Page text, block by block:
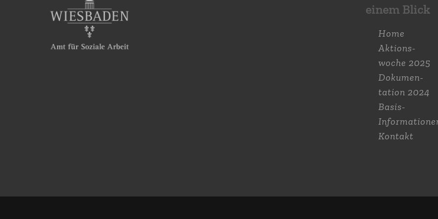
einem Blick
Home
Aktions­
woche 2025
Dokumen­
tation 2024
Basis-
Kontakt